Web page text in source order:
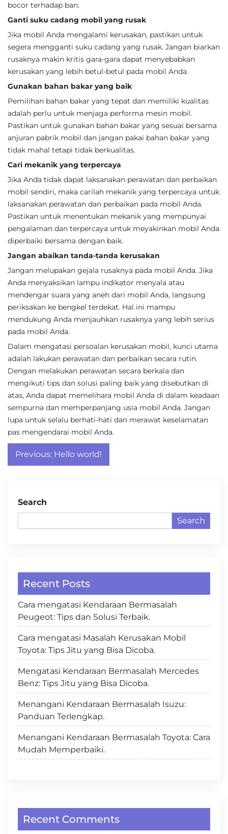
bocor terhadap ban.
Ganti suku cadang mobil yang rusak
Jika mobil Anda mengalami kerusakan, pastikan untuk
segera mengganti suku cadang yang rusak. Jangan biarkan
rusaknya makin kritis gara-gara dapat menyebabkan
kerusakan yang lebih betul-betul pada mobil Anda.
Gunakan bahan bakar yang baik
Pemilihan bahan bakar yang tepat dan memiliki kualitas
adalah perlu untuk menjaga performa mesin mobil.
Pastikan untuk gunakan bahan bakar yang sesuai bersama
anjuran pabrik mobil dan jangan pakai bahan bakar yang
tidak mahal tetapi tidak berkualitas.
Cari mekanik yang terpercaya
Jika Anda tidak dapat laksanakan perawatan dan perbaikan
mobil sendiri, maka carilah mekanik yang terpercaya untuk
laksanakan perawatan dan perbaikan pada mobil Anda.
Pastikan untuk menentukan mekanik yang mempunyai
pengalaman dan terpercaya untuk meyakinkan mobil Anda
diperbaiki bersama dengan baik.
Jangan abaikan tanda-tanda kerusakan
Jangan melupakan gejala rusaknya pada mobil Anda. Jika
Anda menyaksikan lampu indikator menyala atau
mendengar suara yang aneh dari mobil Anda, langsung
periksakan ke bengkel terdekat. Hal ini mampu
mendukung Anda menjauhkan rusaknya yang lebih serius
pada mobil Anda.
Dalam mengatasi persoalan kerusakan mobil, kunci utama
adalah lakukan perawatan dan perbaikan secara rutin.
Dengan melakukan perawatan secara berkala dan
mengikuti tips dan solusi paling baik yang disebutkan di
atas, Anda dapat memelihara mobil Anda di dalam keadaan
sempurna dan memperpanjang usia mobil Anda. Jangan
lupa untuk selalu berhati-hati dan merawat keselamatan
pas mengendarai mobil Anda.
Post
navigation
Previous: Hello world!
Search
Search
Recent Posts
Cara mengatasi Kendaraan Bermasalah
Peugeot: Tips dan Solusi Terbaik.
Cara mengatasi Masalah Kerusakan Mobil
Toyota: Tips Jitu yang Bisa Dicoba.
Mengatasi Kendaraan Bermasalah Mercedes
Benz: Tips Jitu yang Bisa Dicoba.
Menangani Kendaraan Bermasalah Isuzu:
Panduan Terlengkap.
Menangani Kendaraan Bermasalah Toyota: Cara
Mudah Memperbaiki.
Recent Comments